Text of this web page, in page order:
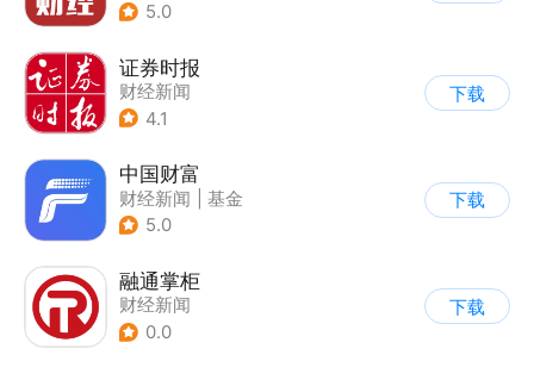
5.0
证券时报
财经新闻
4.1
下载
中国财富
财经新闻
基金
5.0
下载
融通掌柜
财经新闻
0.0
下载